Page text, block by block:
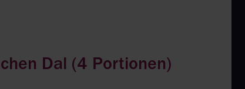
Dal (4 Portionen)